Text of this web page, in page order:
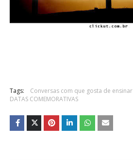
Tags:
Conversas com que gosta de ensinar
DATAS COMEMORATIVAS